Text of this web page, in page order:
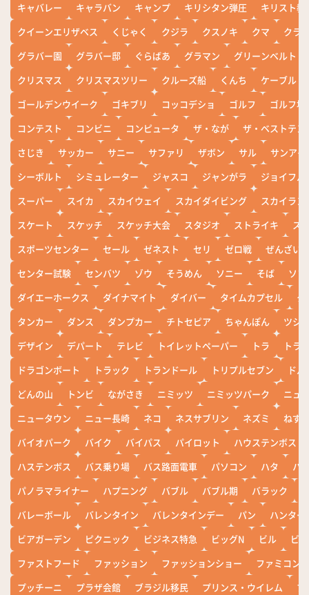
キャバレー
キャラバン キャンプ キリシタン弾圧
キリスト教
クイーンエリザベス
くじゃく クジラ クスノキ クマ
クラ
グラバー園
グラバー邸 ぐらばあ グラマン
グリーンベルト
クリスマス
クリスマスツリー クルーズ船 くんち
ケーブル
ゴールデンウイーク
ゴキブリ コッコデショ ゴルフ
ゴルフ場
コンテスト
コンビニ コンピュータ ザ・なが
ザ・ベストテン
さじき
サッカー サニー サファリ ザボン サル
サンアイ
シーボルト
シミュレーター ジャスコ ジャンがラ
ジョイフル
スーパー
スイカ スカイウェイ スカイダイビング
スカイラン
スケート
スケッチ スケッチ大会 スタジオ ストライキ
ス
スポーツセンター
セール ゼネスト セリ ゼロ戦
ぜんざい
センター試験
センバツ ゾウ そうめん ソニー そば
ソ
ダイエーホークス
ダイナマイト ダイバー タイムカプセル
タ
タンカー
ダンス ダンプカー チトセピア ちゃんぽん
ツシ
デザイン
デパート テレビ トイレットペーパー トラ
トラ
ドラゴンボート
トラック トランドール トリプルセブン
ド
どんの山
トンビ ながさき ニミッツ ニミッツパーク
ニュ
ニュータウン
ニュー長崎 ネコ ネスサブリン ネズミ
ねず
バイオパーク
バイク バイパス パイロット
ハウステンボス
ハステンボス
バス乗り場 バス路面電車 パソコン ハタ
ハ
パノラマライナー
ハプニング バブル バブル期 バラック
バレーボール
バレンタイン バレンタインデー パン
ハンター
ビアガーデン
ピクニック ビジネス特急 ビッグN ビル
ビワ
ファストフード
ファッション ファッションショー
ファミコン
プッチーニ
プラザ会館 ブラジル移民 プリンス・ウイレム
ブ